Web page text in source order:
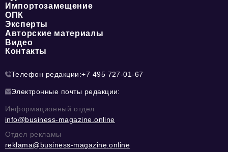
Импортозамещение
ОПК
Эксперты
Авторские материалы
Видео
Контакты
Телефон редакции:+7 495 727-01-67
Электронные почты редакции:
Информационный отдел
info@business-magazine.online
Отдел рекламы
reklama@business-magazine.online